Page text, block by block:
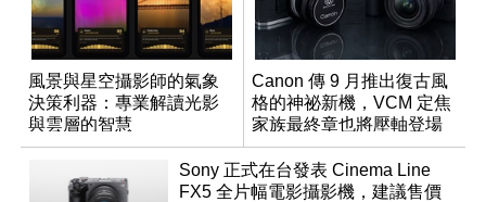
風景與星空攝影師的氣象
決策利器：專業解讀光影
與雲層的智慧
App「Atmos」登場
Canon 傳 9 月推出復古風
格的神祕新機，VCM 定焦
家族最終章也將壓軸登場
Sony 正式在台發表 Cinema Line
FX5 全片幅電影攝影機，建議售價